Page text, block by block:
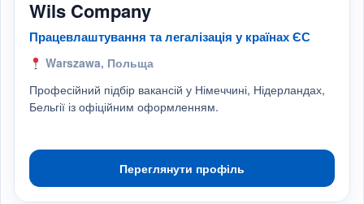
Wils Company
Працевлаштування та легалізація у країнах ЄС
Warszawa, Польща
Професійний підбір вакансій у Німеччині, Нідерландах,
Бельгії із офіційним оформленням.
Переглянути профіль